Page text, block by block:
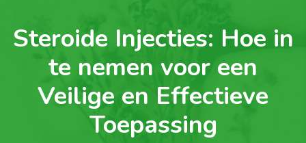
Steroide Injecties: Hoe in
te nemen voor een
Veilige en Effectieve
Toepassing